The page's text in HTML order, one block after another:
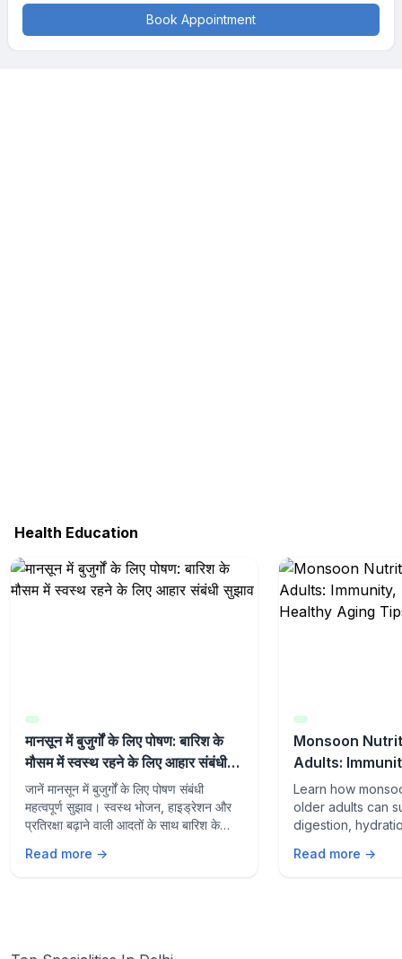
Book Appointment
Health Education
मानसून में बुजुर्गों के लिए पोषण: बारिश के
मौसम में स्वस्थ रहने के लिए आहार संबंधी
सुझाव
जानें मानसून में बुजुर्गों के लिए पोषण संबंधी
महत्वपूर्ण सुझाव। स्वस्थ भोजन, हाइड्रेशन और
प्रतिरक्षा बढ़ाने वाली आदतों के साथ बारिश के
Read more →
Monsoon
Adults:
and Healthy
Learn how
older adults can
digestion,
lifestyle habits
Read more →